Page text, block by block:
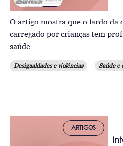
O artigo mostra que o fardo da
carregado por crianças tem
saúde
Desigualdades e violências Saúde e
ARTIGOS